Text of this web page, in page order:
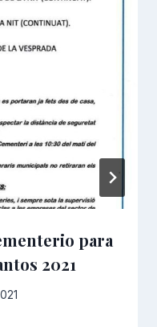
para
2021